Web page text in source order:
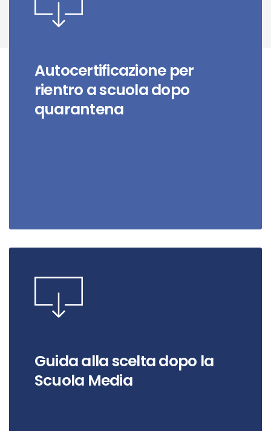
Autocertificazione per
rientro a scuola dopo
quarantena
Guida alla scelta dopo la
Scuola Media